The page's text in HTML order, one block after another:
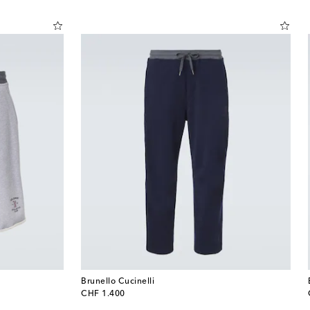
Brunello Cucinelli
CHF 1.400
original price